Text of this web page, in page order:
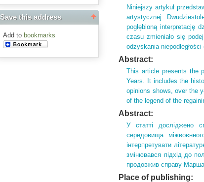
Save this address
Add to bookmarks
Niniejszy artykuł
artystycznej
pogłębioną interpretację
czasu zmieniało się
odzyskania
Abstract:
This article presents the
Years. It includes the
opinions shows, over the
of the legend of the
Abstract:
У статті досліджено
середовища
інтерпретувати
змінювався підхід до
продовжив справу
Place of publishing: